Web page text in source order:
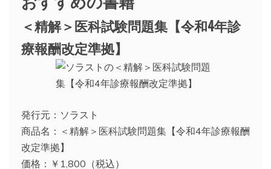
＜精解＞医科試験問題集【令和4年診
療報酬改定準拠】
発行元：ソラスト
商品名：＜精解＞医科試験問題集【令和4年診療報酬
改定準拠】
価格：￥1,800（税込）